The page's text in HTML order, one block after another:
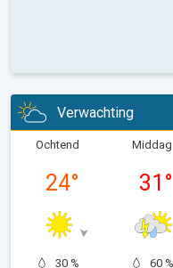
Verwachting
Ochtend
24°
30 %
Middag
31 °
60 %